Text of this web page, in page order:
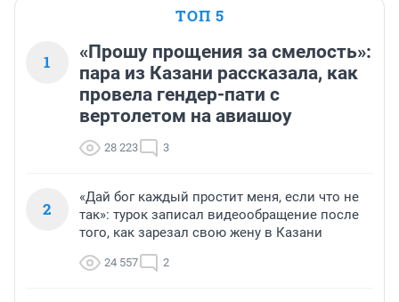
ТОП 5
1
«Прошу прощения за смелость»:
пара из Казани рассказала, как
провела гендер-пати с
вертолетом на авиашоу
28 223 3
2
«Дай бог каждый простит меня, если что не
так»: турок записал видеообращение после
того, как зарезал свою жену в Казани
24 557 2